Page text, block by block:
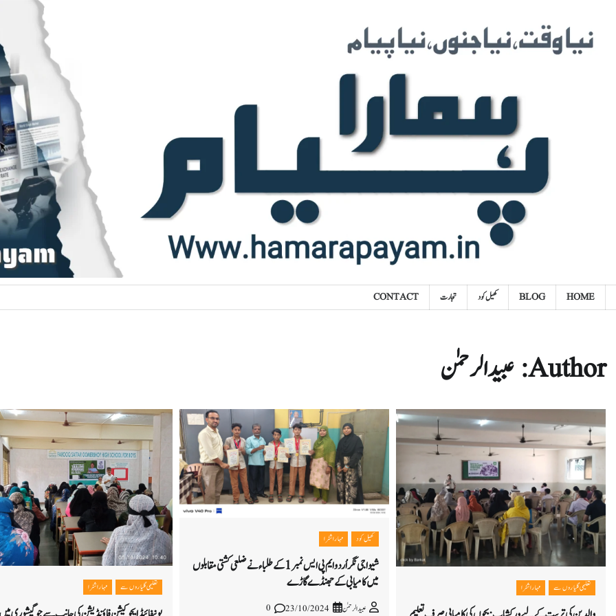
content
HOME
BLOG کھیل کود تجارت CONTACT
Author: عبیدالرحمٰن
تعلیمی گلیاروں سے مہاراشٹرا
کھیل کود مہاراشٹرا
شیواجی نگر اُردو ایم پی ایس نمبر 1 کے طلباء نے ضلعی کشتی مقابلوں
میں کامیابی کے جھنڈے گاڑ ے
عبیدالرحمٰن 23/10/2024
0
تعلیمی گلیاروں سے مہاراشٹرا